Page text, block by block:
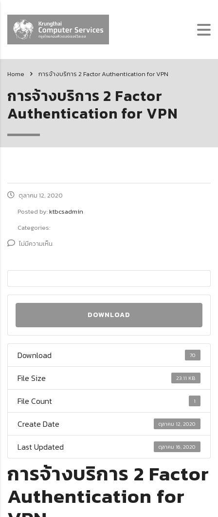
Home การจ้างบริการ 2 Factor Authentication for VPN
การจ้างบริการ 2 Factor
Authentication for VPN
ตุลาคม 12, 2020
Posted by:ktbcsadmin
Categories:
ไม่มีความเห็น
DOWNLOAD
Download 70
File Size 23.11 KB
File Count 1
Create Date ตุลาคม 12, 2020
Last Updated ตุลาคม 16, 2020
การจ้างบริการ 2 Factor
Authentication for